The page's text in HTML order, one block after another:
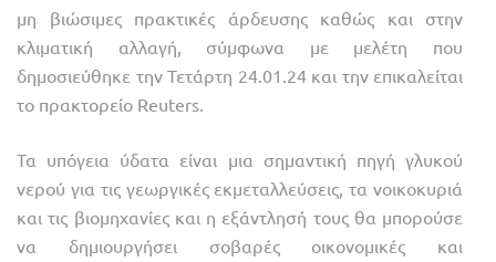
μη βιώσιμες πρακτικές άρδευσης καθώς και στην
κλιματική αλλαγή, σύμφωνα με μελέτη που
δημοσιεύθηκε την Τετάρτη 24.01.24 και την επικαλείται
το πρακτορείο Reuters.
Τα υπόγεια ύδατα είναι μια σημαντική πηγή γλυκού
νερού για τις γεωργικές εκμεταλλεύσεις, τα νοικοκυριά
και τις βιομηχανίες και η εξάντλησή τους θα μπορούσε
να δημιουργήσει σοβαρές οικονομικές και